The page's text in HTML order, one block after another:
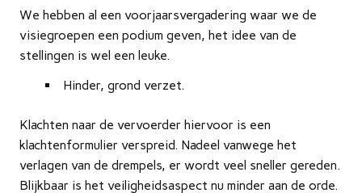
We hebben al een voorjaarsvergadering waar we de
visiegroepen een podium geven, het idee van de
stellingen is wel een leuke.
Hinder, grond verzet.
Klachten naar de vervoerder hiervoor is een
klachtenformulier verspreid. Nadeel vanwege het
verlagen van de drempels, er wordt veel sneller gereden.
Blijkbaar is het veiligheidsaspect nu minder aan de orde.